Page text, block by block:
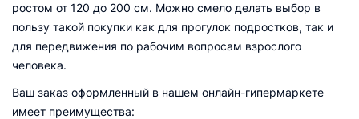
ростом от 120 до 200 см. Можно смело делать выбор в
пользу такой покупки как для прогулок подростков, так и
для передвижения по рабочим вопросам взрослого
человека.
Ваш заказ оформленный в нашем онлайн-гипермаркете
имеет преимущества: